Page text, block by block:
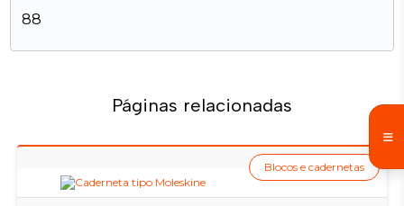
88
Páginas relacionadas
Blocos e cadernetas